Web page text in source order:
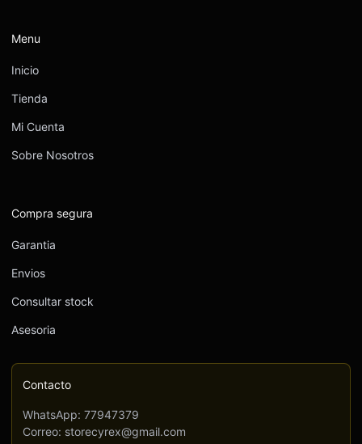
Menu
Inicio
Tienda
Mi Cuenta
Sobre Nosotros
Compra segura
Garantia
Envios
Consultar stock
Asesoria
Contacto
WhatsApp: 77947379
Correo: storecyrex@gmail.com